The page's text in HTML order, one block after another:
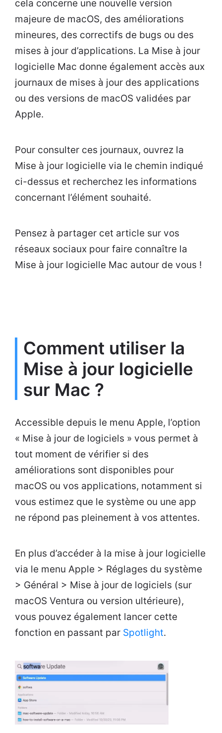
cela concerne une nouvelle version
majeure de macOS, des améliorations
mineures, des correctifs de bugs ou des
mises à jour d’applications. La Mise à jour
logicielle Mac donne également accès aux
journaux de mises à jour des applications
ou des versions de macOS validées par
Apple.
Pour consulter ces journaux, ouvrez la
Mise à jour logicielle via le chemin indiqué
ci-dessus et recherchez les informations
concernant l’élément souhaité.
Pensez à partager cet article sur vos
réseaux sociaux pour faire connaître la
Mise à jour logicielle Mac autour de vous !
Comment utiliser la
Mise à jour logicielle
sur Mac ?
Accessible depuis le menu Apple, l’option
« Mise à jour de logiciels » vous permet à
tout moment de vérifier si des
améliorations sont disponibles pour
macOS ou vos applications, notamment si
vous estimez que le système ou une app
ne répond pas pleinement à vos attentes.
En plus d’accéder à la mise à jour logicielle
via le menu Apple > Réglages du système
> Général > Mise à jour de logiciels (sur
macOS Ventura ou version ultérieure),
vous pouvez également lancer cette
fonction en passant par Spotlight.